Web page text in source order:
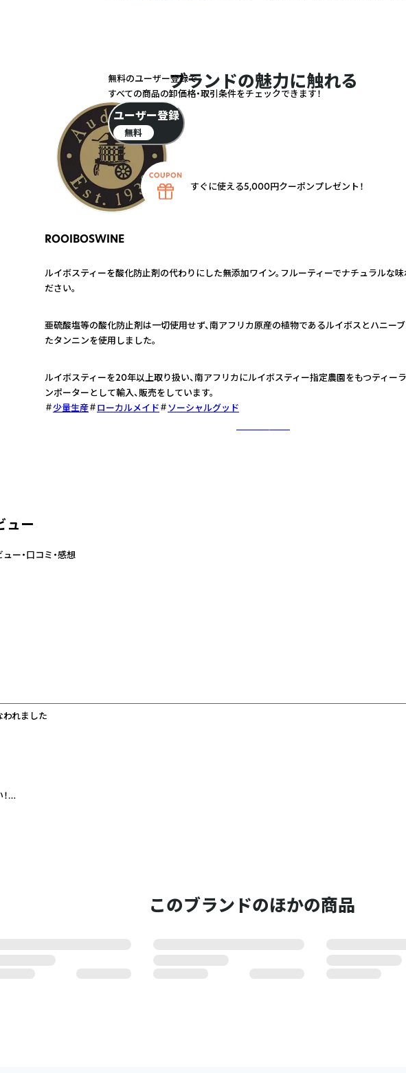
ブランドの魅力に触れる
ROOIBOSWINE
ルイボスティーを酸化防止剤の代わりにした無添加ワイン。フルーティーでナチュラルな
ださい。
亜硫酸塩等の酸化防止剤は一切使用せず、南アフリカ原産の植物であるルイボスとハニー
たタンニンを使用しました。
ルイボスティーを20年以上取り扱い、南アフリカにルイボスティー指定農園をもつティー
ンポーターとして輸入、販売をしています。
少量生産
ローカルメイド
ソーシャルグッド
ュー
ー・口コミ・感想
れました
チャットくださいませ。
このブランドのほかの商品
無料のユーザー登録で
すべての商品の卸価格・取引条件をチェックできます！
ユーザー登録
無料
すぐに使える5,000円クーポンプレゼント！